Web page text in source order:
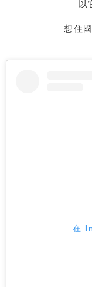
以
想住
在